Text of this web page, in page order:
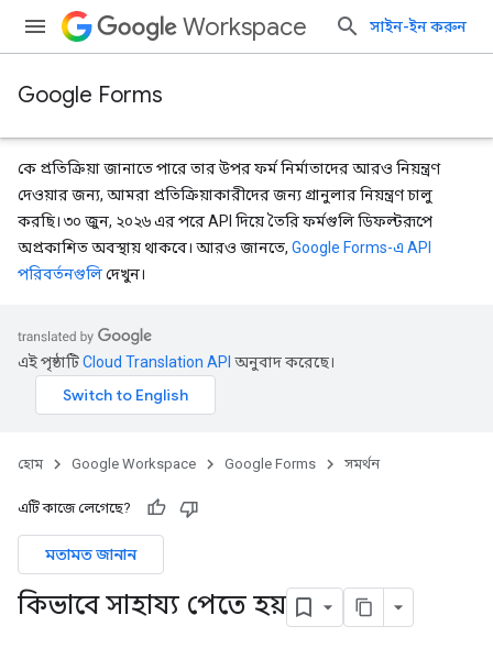
Workspace সাইন-ইন করুন
Google Forms
কে প্রতিক্রিয়া জানাতে পারে তার উপর ফর্ম নির্মাতাদের আরও নিয়ন্ত্রণ
দেওয়ার জন্য, আমরা প্রতিক্রিয়াকারীদের জন্য গ্রানুলার নিয়ন্ত্রণ চালু
করছি। ৩০ জুন, ২০২৬ এর পরে API দিয়ে তৈরি ফর্মগুলি ডিফল্টরূপে
অপ্রকাশিত অবস্থায় থাকবে। আরও জানতে, Google Forms-এ API
পরিবর্তনগুলিদেখুন।
এই পৃষ্ঠাটিCloud Translation API অনুবাদ করেছে।
হোম Google Workspace Google Forms সমর্থন
এটি কাজে লেগেছে?
মতামত জানান
কিভাবে সাহায্য পেতে হয়